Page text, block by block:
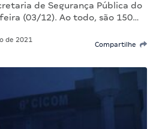
de Segurança Pública do
(03/12). Ao todo, são 150…
de 2021
Compartilhe